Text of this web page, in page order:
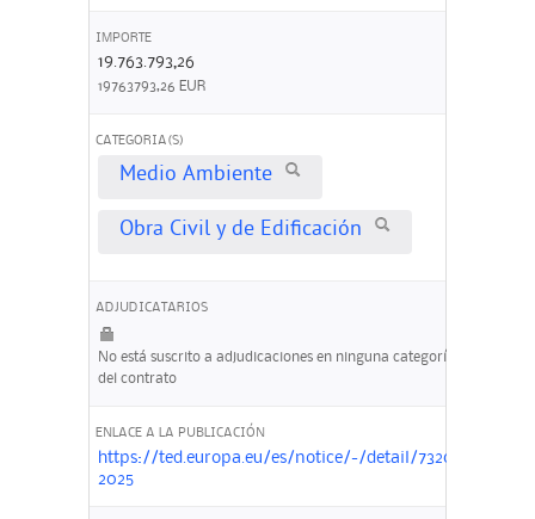
IMPORTE
19.763.793,26
19763793,26 EUR
CATEGORIA(S)
Medio Ambiente
Obra Civil y de Edificación
ADJUDICATARIOS
No está suscrito a adjudicaciones en ninguna categoría
del contrato
ENLACE A LA PUBLICACIÓN
https://ted.europa.eu/es/notice/-/detail/732033-
2025